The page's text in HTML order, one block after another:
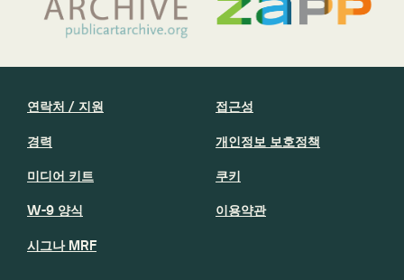
연락처 / 지원
경력
미디어 키트
W-9 양식
시그나 MRF
접근성
개인정보 보호정책
쿠키
이용약관